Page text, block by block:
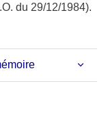
du 29/12/1984).